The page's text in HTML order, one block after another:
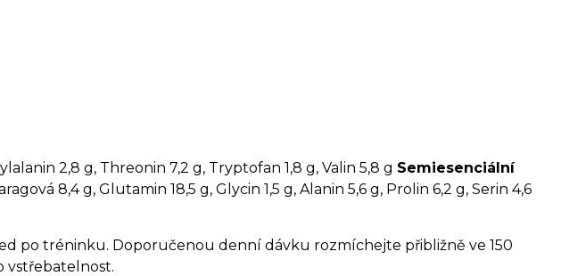
2,8 g, Threonin 7,2 g, Tryptofan 1,8 g, Valin 5,8 g Semiesenciální
8,4 g, Glutamin 18,5 g, Glycin 1,5 g, Alanin 5,6 g, Prolin 6,2 g, Serin 4,6
po tréninku. Doporučenou denní dávku rozmíchejte přibližně ve 150
vstřebatelnost.